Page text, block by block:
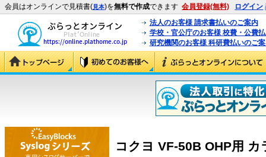
会員はオンラインで見積書(見本)を無料で作成できます 会員登録(無料) ログイン
法人のお客様 請求書払いのご案内
学校・官公庁のお客様 校費・公費
研究機関のお客様 科研費払いのご
コクヨ VF-50B OHP用